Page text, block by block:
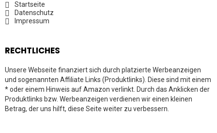
Startseite
Datenschutz
Impressum
RECHTLICHES
Unsere Webseite finanziert sich durch platzierte Werbeanzeigen
und sogenannten Affiliate Links (Produktlinks). Diese sind mit einem
* oder einem Hinweis auf Amazon verlinkt. Durch das Anklicken der
Produktlinks bzw. Werbeanzeigen verdienen wir einen kleinen
Betrag, der uns hilft, diese Seite weiter zu verbessern.